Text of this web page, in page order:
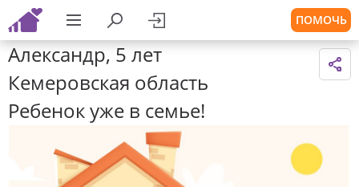
ПОМОЧЬ
Александр, 5 лет
Кемеровская область
Ребенок уже в семье!